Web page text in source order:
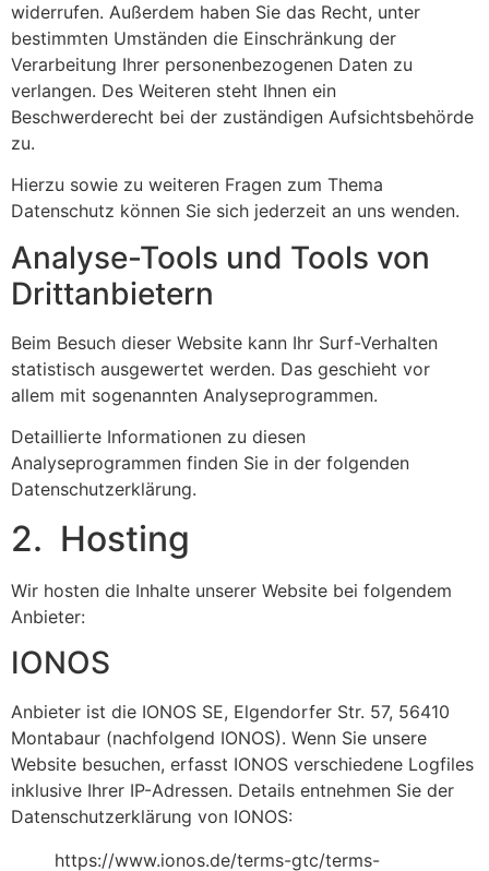
widerrufen. Außerdem haben Sie das Recht, unter
bestimmten Umständen die Einschränkung der
Verarbeitung Ihrer personenbezogenen Daten zu
verlangen. Des Weiteren steht Ihnen ein
Beschwerderecht bei der zuständigen Aufsichtsbehörde
zu.
Hierzu sowie zu weiteren Fragen zum Thema
Datenschutz können Sie sich jederzeit an uns wenden.
Analyse-Tools und Tools von
Drittanbietern
Beim Besuch dieser Website kann Ihr Surf-Verhalten
statistisch ausgewertet werden. Das geschieht vor
allem mit sogenannten Analyseprogrammen.
Detaillierte Informationen zu diesen
Analyseprogrammen finden Sie in der folgenden
Datenschutzerklärung.
2. Hosting
Wir hosten die Inhalte unserer Website bei folgendem
Anbieter:
IONOS
Anbieter ist die IONOS SE, Elgendorfer Str. 57, 56410
Montabaur (nachfolgend IONOS). Wenn Sie unsere
Website besuchen, erfasst IONOS verschiedene Logfiles
inklusive Ihrer IP-Adressen. Details entnehmen Sie der
Datenschutzerklärung von IONOS:
https://www.ionos.de/terms-gtc/terms-